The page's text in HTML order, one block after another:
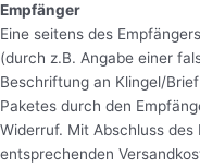
Empfänger
Eine seitens des
(durch z.B. Angabe einer
Beschriftung an Klingel/
Paketes durch den
Widerruf. Mit Abschluss
entsprechenden